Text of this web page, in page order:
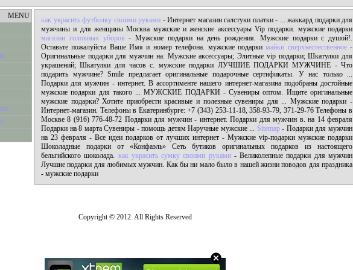
MENU как украсить футболку своими руками - Интернет магазин галстуки платки - ... жаккард подарки для
мужчины и для женщины Москва мужские и женские аксессуары Vip подарки. мужские подарки
магазин головных уборов - Мужские подарки на день рождения. Мужские подарки с душой!.
Оставьте пожалуйста Ваше Имя и номер телефона. мужские подаркимайки сверхъестественное-
Оригинальные подарки для мужчин на. Мужские аксессуары; Элитные vip подарки; Шкатулки для
украшений; Шкатулки для часов с. мужские подарки ЛУЧШИЕ ПОДАРКИ МУЖЧИНЕ - Что
подарить мужчине? Smile предлагает оригинальные подарочные сертификаты. У нас только ...
Подарки для мужчин - интернет. В ассортименте нашего интернет-магазина подобраны достойные
мужские подарки для такого ... МУЖСКИЕ ПОДАРКИ - Сувениры оптом. Ищите оригинальные
мужские подарки? Хотите приобрести красивые и полезные сувениры для ... Мужские подарки -
Интернет-магазин. Телефоны в Екатеринбурге: +7 (343) 253-11-18, 358-93-79, 371-29-76 Телефоны в
Москве 8 (916) 776-48-72 Подарки для мужчин - интернет. Подарки для мужчин в. на 14 февраля
Подарки на 8 марта Сувениры - помощь детям Наручные мужские ... Sitemap- Подарки для мужчин
на 23 февраля - Все идеи подарков от лучших интернет - Мужские vip-подарки мужские подарки
Шоколадные подарки от «Конфаэль» Сеть бутиков оригинальных подарков из настоящего
бельгийского шоколада. как украсить сумку своими руками- Великолепные подарки для мужчин
Лучшие подарки для любимых мужчин. Как бы ни мало было в нашей жизни поводов для праздника
- мужские подарки
Copyright © 2012. All Rights Reserved